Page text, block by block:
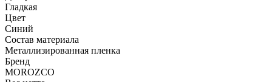
Гладкая
Цвет
Синий
Состав материала
Металлизированная пленка
Бренд
MOROZCO